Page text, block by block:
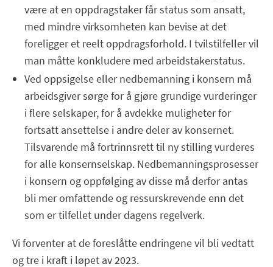
være at en oppdragstaker får status som ansatt,
med mindre virksomheten kan bevise at det
foreligger et reelt oppdragsforhold. I tvilstilfeller vil
man måtte konkludere med arbeidstakerstatus.
Ved oppsigelse eller nedbemanning i konsern må
arbeidsgiver sørge for å gjøre grundige vurderinger
i flere selskaper, for å avdekke muligheter for
fortsatt ansettelse i andre deler av konsernet.
Tilsvarende må fortrinnsrett til ny stilling vurderes
for alle konsernselskap. Nedbemanningsprosesser
i konsern og oppfølging av disse må derfor antas
bli mer omfattende og ressurskrevende enn det
som er tilfellet under dagens regelverk.
Vi forventer at de foreslåtte endringene vil bli vedtatt
og tre i kraft i løpet av 2023.